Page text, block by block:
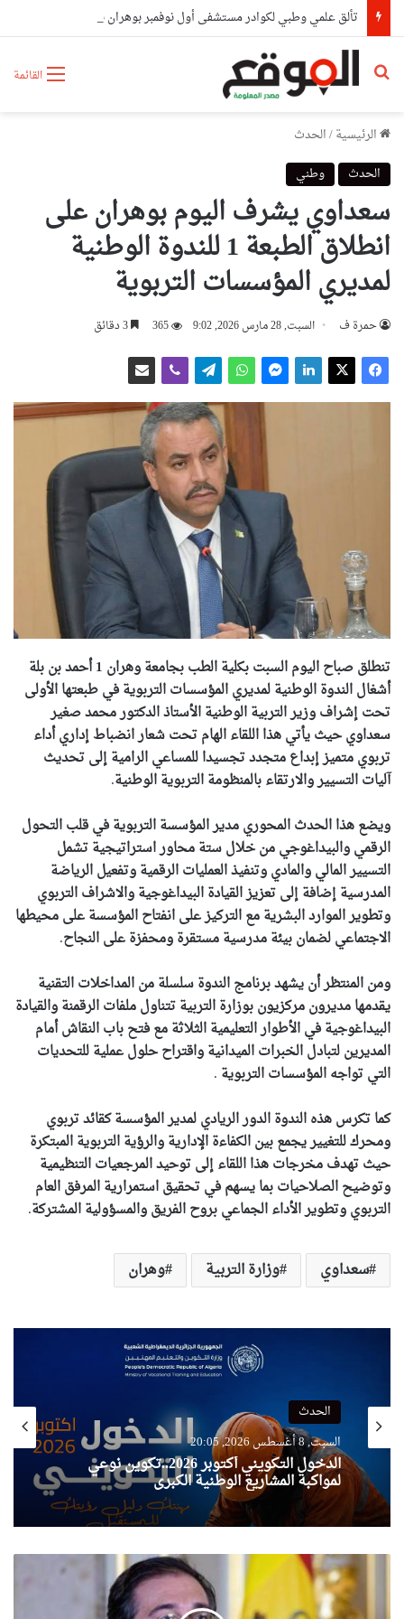
القائمة بحث عن
الرئيسية/الحدث
الحدث
وطني
سعداوي يشرف اليوم بوهران على
انطلاق الطبعة 1 للندوة الوطنية
لمديري المؤسسات التربوية
حمرة ف السبت, 28 مارس 2026, 9:02 365
تنطلق صباح اليوم السبت بكلية الطب بجامعة وهران 1 أحمد بن بلة
أشغال الندوة الوطنية لمديري المؤسسات التربوية في طبعتها الأولى
تحت إشراف وزير التربية الوطنية الأستاذ الدكتور محمد صغير
سعداوي حيث يأتي هذا اللقاء الهام تحت شعار انضباط إداري أداء
تربوي متميز إبداع متجدد تجسيدا للمساعي الرامية إلى تحديث
آليات التسيير والارتقاء بالمنظومة التربوية الوطنية.
ويضع هذا الحدث المحوري مدير المؤسسة التربوية في قلب التحول
الرقمي والبيداغوجي من خلال ستة محاور استراتيجية تشمل
التسيير المالي والمادي وتنفيذ العمليات الرقمية وتفعيل الرياضة
المدرسية إضافة إلى تعزيز القيادة البيداغوجية والاشراف التربوي
وتطوير الموارد البشرية مع التركيز على انفتاح المؤسسة على محيطها
الاجتماعي لضمان بيئة مدرسية مستقرة ومحفزة على النجاح.
ومن المنتظر أن يشهد برنامج الندوة سلسلة من المداخلات التقنية
يقدمها مديرون مركزيون بوزارة التربية تتناول ملفات الرقمنة والقيادة
البيداغوجية في الأطوار التعليمية الثلاثة مع فتح باب النقاش أمام
المديرين لتبادل الخبرات الميدانية واقتراح حلول عملية للتحديات
التي تواجه المؤسسات التربوية .
كما تكرس هذه الندوة الدور الريادي لمدير المؤسسة كقائد تربوي
ومحرك للتغيير يجمع بين الكفاءة الإدارية والرؤية التربوية المبتكرة
حيث تهدف مخرجات هذا اللقاء إلى توحيد المرجعيات التنظيمية
وتوضيح الصلاحيات بما يسهم في تحقيق استمرارية المرفق العام
التربوي وتطوير الأداء الجماعي بروح الفريق والمسؤولية المشتركة.
سعداوي وزارة التربية وهران
الحدث
السبت, 8 أغسطس 2026, 20:05
الدخول التكويني أكتوبر 2026..تكوين نوعي
لمواكبة المشاريع الوطنية الكبرى
ألباريس